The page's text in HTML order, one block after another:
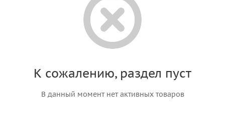
К сожалению, раздел пуст
В данный момент нет активных товаров